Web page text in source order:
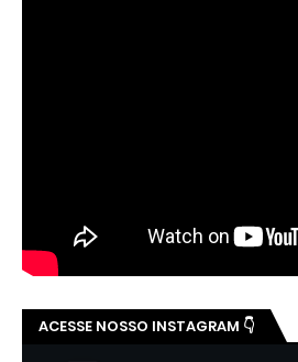
ACESSE NOSSO INSTAGRAM 👇